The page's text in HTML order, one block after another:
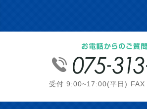
受付 9:00~17:00(平日)